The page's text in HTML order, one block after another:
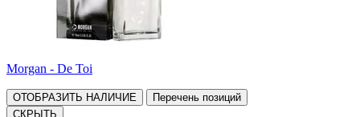
Morgan - De Toi
ОТОБРАЗИТЬ НАЛИЧИЕ
Перечень позиций
СКРЫТЬ